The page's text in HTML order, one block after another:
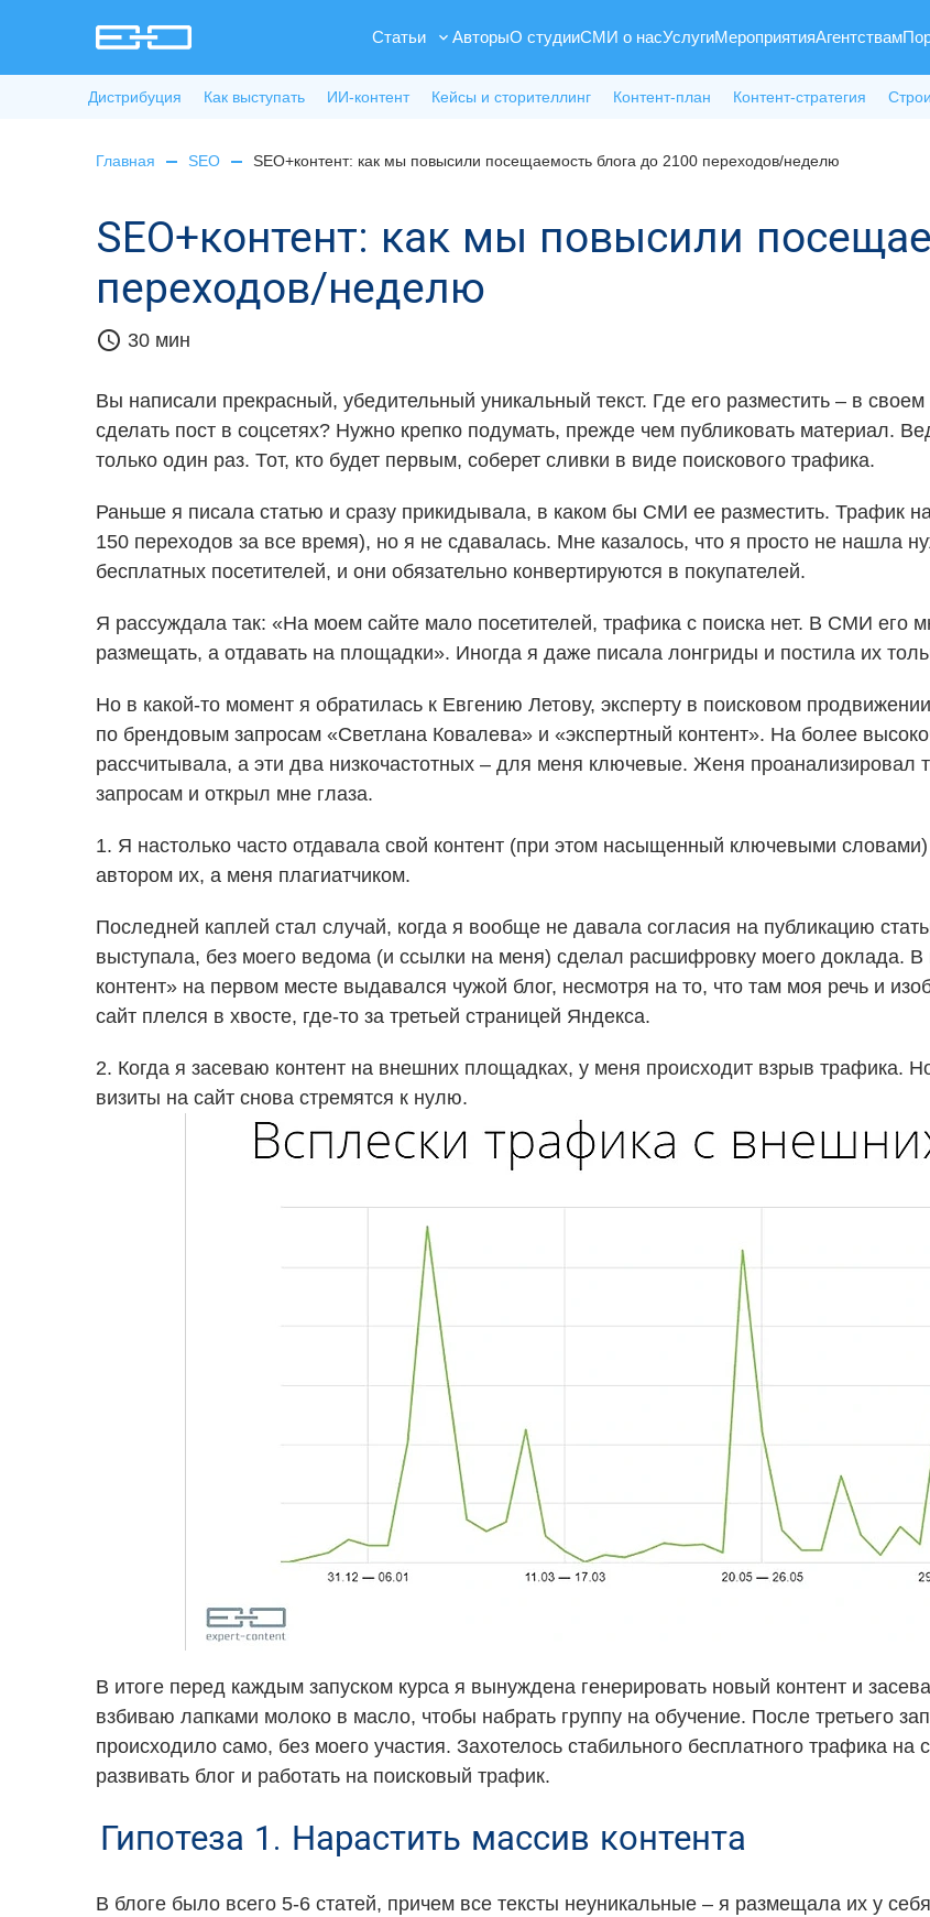
Статьи АвторыО студииСМИ о насУслугиМероприятияАгентствам
Дистрибуция Как выступать ИИ-контент Кейсы и сторителлинг Контент-план Контент-стратегия
Главная SEO SEO+контент: как мы повысили посещаемость блога до 2100 переходов/неделю
SEO+контент: как мы повысили
переходов/неделю
schedule 30 мин
Вы написали прекрасный, убедительный уникальный текст. Где его разместить – в
сделать пост в соцсетях? Нужно крепко подумать, прежде чем публиковать материал.
только один раз. Тот, кто будет первым, соберет сливки в виде поискового трафика.
Раньше я писала статью и сразу прикидывала, в каком бы СМИ ее разместить. Трафик
150 переходов за все время), но я не сдавалась. Мне казалось, что я просто не нашла
бесплатных посетителей, и они обязательно конвертируются в покупателей.
Я рассуждала так: «На моем сайте мало посетителей, трафика с поиска нет. В СМИ его
размещать, а отдавать на площадки». Иногда я даже писала лонгриды и постила их
Но в какой-то момент я обратилась к Евгению Летову, эксперту в поисковом
по брендовым запросам «Светлана Ковалева» и «экспертный контент». На более
рассчитывала, а эти два низкочастотных – для меня ключевые. Женя проанализировал
запросам и открыл мне глаза.
1. Я настолько часто отдавала свой контент (при этом насыщенный ключевыми
автором их, а меня плагиатчиком.
Последней каплей стал случай, когда я вообще не давала согласия на публикацию
выступала, без моего ведома (и ссылки на меня) сделал расшифровку моего доклада. В
контент» на первом месте выдавался чужой блог, несмотря на то, что там моя речь и
сайт плелся в хвосте, где-то за третьей страницей Яндекса.
2. Когда я засеваю контент на внешних площадках, у меня происходит взрыв трафика.
визиты на сайт снова стремятся к нулю.
В итоге перед каждым запуском курса я вынуждена генерировать новый контент и
взбиваю лапками молоко в масло, чтобы набрать группу на обучение. После третьего
происходило само, без моего участия. Захотелось стабильного бесплатного трафика
развивать блог и работать на поисковый трафик.
Гипотеза 1. Нарастить массив контента
В блоге было всего 5-6 статей, причем все тексты неуникальные – я размещала их у